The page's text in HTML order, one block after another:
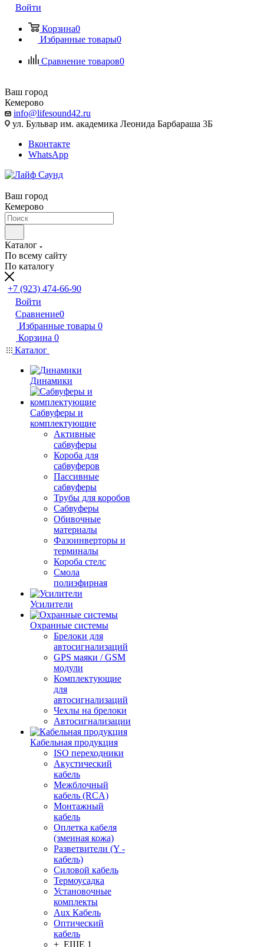
Войти
Корзина0
Избранные товары0
Сравнение товаров0
Ваш город
Кемерово
info@lifesound42.ru
ул. Бульвар им. академика Леонида Барбараша 3Б
Вконтакте
WhatsApp
Ваш город
Кемерово
Каталог
По всему сайту
По каталогу
+7 (923) 474-66-90
Войти
Сравнение0
Избранные товары 0
Корзина 0
Каталог
Динамики
Сабвуферы и
комплектующие
Активные
сабвуферы
Короба для
сабвуферов
Пассивные
сабвуферы
Трубы для коробов
Сабвуферы
Обивочные
материалы
Фазоинверторы и
терминалы
Короба стелс
Смола
полиэфирная
Усилители
Охранные системы
Брелоки для
автосигнализаций
GPS маяки / GSM
модули
Комплектующие
для
автосигнализаций
Чехлы на брелоки
Автосигнализации
Кабельная продукция
ISO переходники
Акустический
кабель
Межблочный
кабель (RCA)
Монтажный
кабель
Оплетка кабеля
(змеиная кожа)
Разветвители (Y -
кабель)
Силовой кабель
Термоусадка
Установочные
комплекты
Aux Кабель
Оптический
кабель
+ ЕЩЕ 1